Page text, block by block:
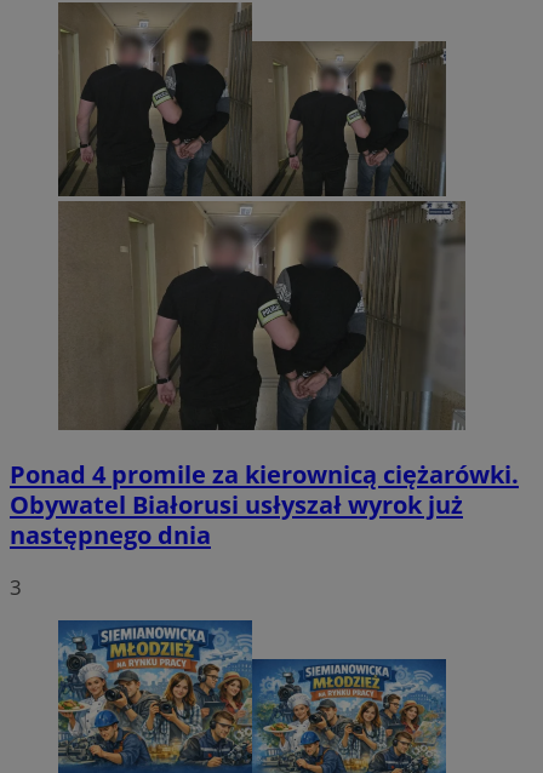
Ponad 4 promile za kierownicą ciężarówki.
Obywatel Białorusi usłyszał wyrok już
następnego dnia
3